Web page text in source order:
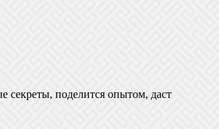
секреты, поделится опытом, даст